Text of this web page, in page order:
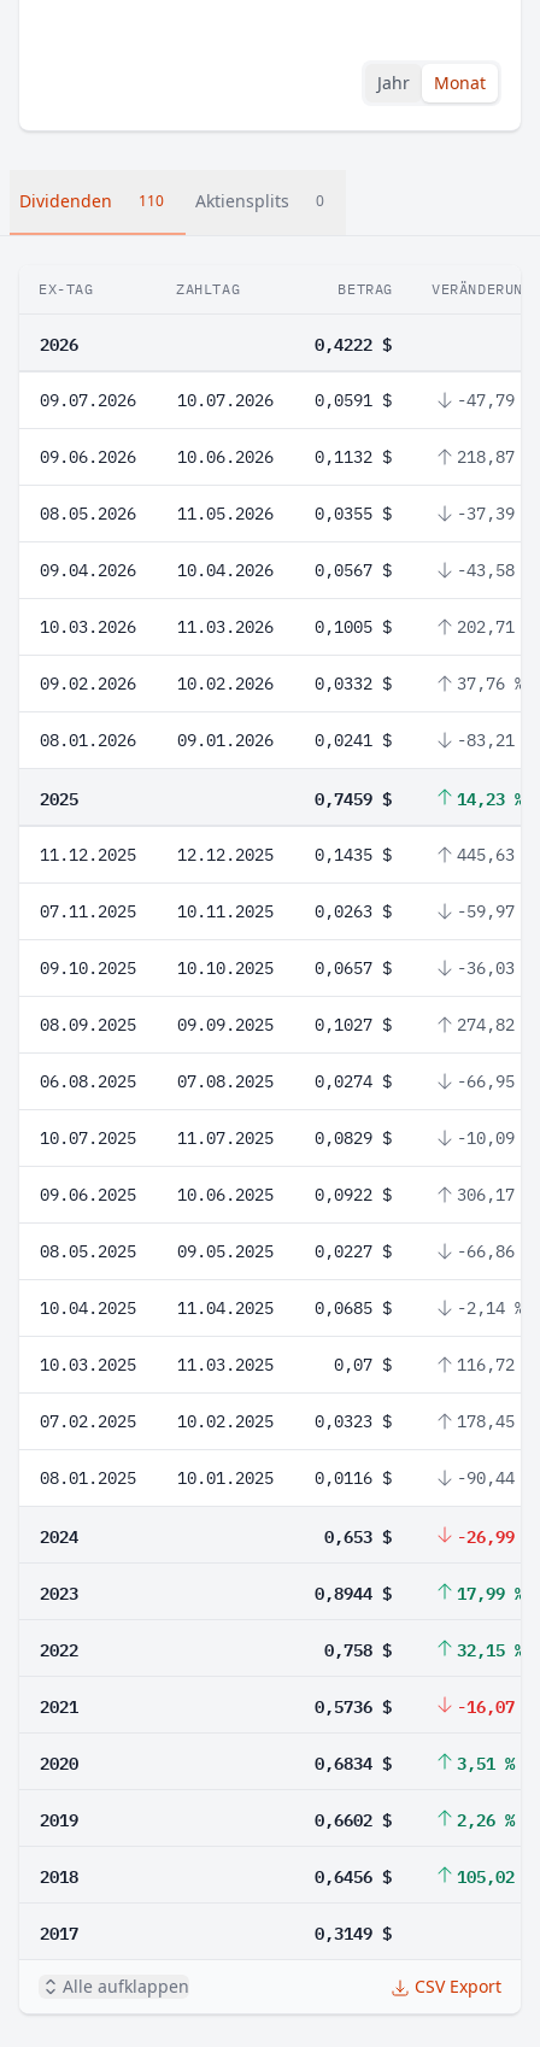
Jahr Monat
Dividenden 110 Aktiensplits 0
EX-TAG ZAHLTAG BETRAG VERÄNDERUNG
2026 0,4222 $
09.07.2026 10.07.2026 0,0591 $ -47,79 %
09.06.2026 10.06.2026 0,1132 $ 218,87 %
08.05.2026 11.05.2026 0,0355 $ -37,39 %
09.04.2026 10.04.2026 0,0567 $ -43,58 %
10.03.2026 11.03.2026 0,1005 $ 202,71 %
09.02.2026 10.02.2026 0,0332 $ 37,76 %
08.01.2026 09.01.2026 0,0241 $ -83,21 %
2025 0,7459 $ 14,23 %
11.12.2025 12.12.2025 0,1435 $ 445,63 %
07.11.2025 10.11.2025 0,0263 $ -59,97 %
09.10.2025 10.10.2025 0,0657 $ -36,03 %
08.09.2025 09.09.2025 0,1027 $ 274,82 %
06.08.2025 07.08.2025 0,0274 $ -66,95 %
10.07.2025 11.07.2025 0,0829 $ -10,09 %
09.06.2025 10.06.2025 0,0922 $ 306,17 %
08.05.2025 09.05.2025 0,0227 $ -66,86 %
10.04.2025 11.04.2025 0,0685 $ -2,14 %
10.03.2025 11.03.2025 0,07 $ 116,72 %
07.02.2025 10.02.2025 0,0323 $ 178,45 %
08.01.2025 10.01.2025 0,0116 $ -90,44 %
2024 0,653 $ -26,99 %
2023 0,8944 $ 17,99 %
2022 0,758 $ 32,15 %
2021 0,5736 $ -16,07 %
2020 0,6834 $ 3,51 %
2019 0,6602 $ 2,26 %
2018 0,6456 $ 105,02 %
2017 0,3149 $
Alle aufklappen CSV Export